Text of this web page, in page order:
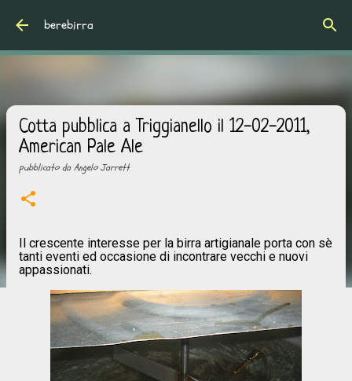
berebirra
Cotta pubblica a Triggianello il 12-02-2011,
American Pale Ale
pubblicato daAngelo Jarrett
Il crescente interesse per la birra artigianale porta con sè
tanti eventi ed occasione di incontrare vecchi e nuovi
appassionati.